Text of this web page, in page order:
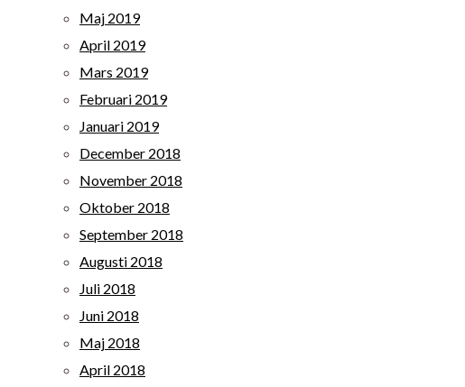
Maj 2019
April 2019
Mars 2019
Februari 2019
Januari 2019
December 2018
November 2018
Oktober 2018
September 2018
Augusti 2018
Juli 2018
Juni 2018
Maj 2018
April 2018